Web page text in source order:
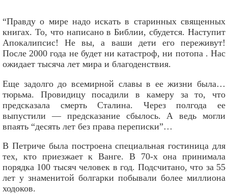
“Правду о мире надо искать в старинных священных
книгах. То, что написано в Библии, сбудется. Наступит
Апокалипсис! Не вы, а ваши дети его переживут!
После 2000 года не будет ни катастроф, ни потопа . Нас
ожидает тысяча лет мира и благоденствия.
Еще задолго до всемирной славы в ее жизни была…
тюрьма. Провидицу посадили в камеру за то, что
предсказала смерть Сталина. Через полгода ее
выпустили — предсказание сбылось. А ведь могли
впаять “десять лет без права переписки”…
В Петриче была построена специальная гостиница для
тех, кто приезжает к Ванге. В 70-х она принимала
порядка 100 тысяч человек в год. Подсчитано, что за 55
лет у знаменитой болгарки побывали более миллиона
ходоков.